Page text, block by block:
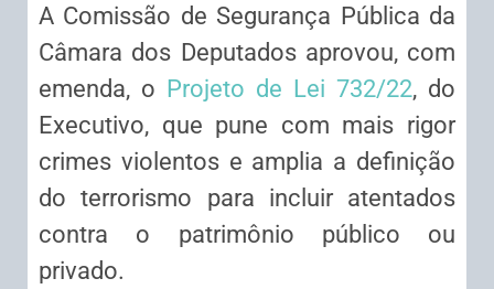
​A Comissão de Segurança Pública da
Câmara dos Deputados aprovou, com
emenda, o Projeto de Lei 732/22, do
Executivo, que pune com mais rigor
crimes violentos e amplia a definição
do terrorismo para incluir atentados
contra o patrimônio público ou
privado.